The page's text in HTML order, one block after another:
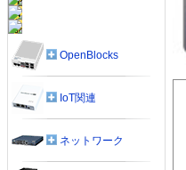
OpenBlocks
IoT関連
ネットワーク